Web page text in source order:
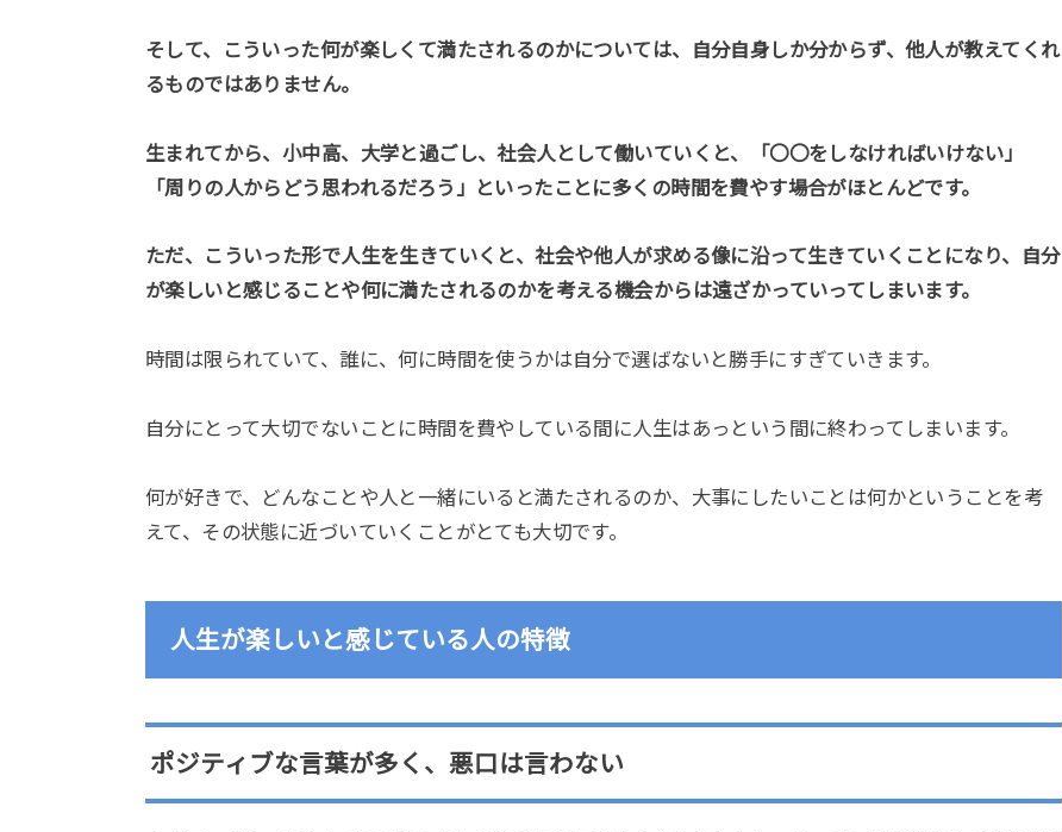
そして、こういった何が楽しくて満たされるのかについては、自分自身しか分からず、他人が教えてくれ
るものではありません。
生まれてから、小中高、大学と過ごし、社会人として働いていくと、「〇〇をしなければいけない」
「周りの人からどう思われるだろう」といったことに多くの時間を費やす場合がほとんどです。
ただ、こういった形で人生を生きていくと、社会や他人が求める像に沿って生きていくことになり、自分
が楽しいと感じることや何に満たされるのかを考える機会からは遠ざかっていってしまいます。
時間は限られていて、誰に、何に時間を使うかは自分で選ばないと勝手にすぎていきます。
自分にとって大切でないことに時間を費やしている間に人生はあっという間に終わってしまいます。
何が好きで、どんなことや人と一緒にいると満たされるのか、大事にしたいことは何かということを考
えて、その状態に近づいていくことがとても大切です。
人生が楽しいと感じている人の特徴
ポジティブな言葉が多く、悪口は言わない